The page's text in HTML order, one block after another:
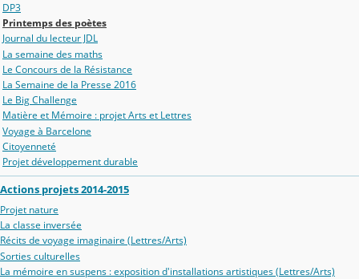
DP3
Printemps des poètes
Journal du lecteur JDL
La semaine des maths
Le Concours de la Résistance
La Semaine de la Presse 2016
Le Big Challenge
Matière et Mémoire : projet Arts et Lettres
Voyage à Barcelone
Citoyenneté
Projet développement durable
Actions projets 2014-2015
Projet nature
La classe inversée
Récits de voyage imaginaire (Lettres/Arts)
Sorties culturelles
La mémoire en suspens : exposition d'installations artistiques (Lettres/Arts)